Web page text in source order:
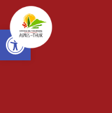
Open toolbar